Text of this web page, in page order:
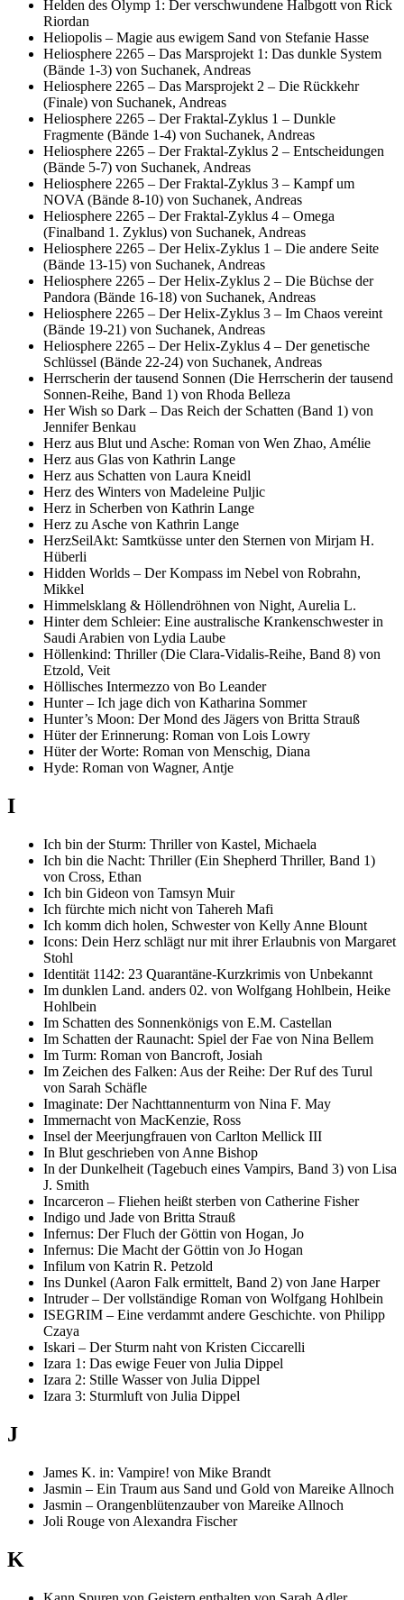
Helden des Olymp 1: Der verschwundene Halbgott von Rick
Riordan
Heliopolis – Magie aus ewigem Sand von Stefanie Hasse
Heliosphere 2265 – Das Marsprojekt 1: Das dunkle System
(Bände 1-3) von Suchanek, Andreas
Heliosphere 2265 – Das Marsprojekt 2 – Die Rückkehr
(Finale) von Suchanek, Andreas
Heliosphere 2265 – Der Fraktal-Zyklus 1 – Dunkle
Fragmente (Bände 1-4) von Suchanek, Andreas
Heliosphere 2265 – Der Fraktal-Zyklus 2 – Entscheidungen
(Bände 5-7) von Suchanek, Andreas
Heliosphere 2265 – Der Fraktal-Zyklus 3 – Kampf um
NOVA (Bände 8-10) von Suchanek, Andreas
Heliosphere 2265 – Der Fraktal-Zyklus 4 – Omega
(Finalband 1. Zyklus) von Suchanek, Andreas
Heliosphere 2265 – Der Helix-Zyklus 1 – Die andere Seite
(Bände 13-15) von Suchanek, Andreas
Heliosphere 2265 – Der Helix-Zyklus 2 – Die Büchse der
Pandora (Bände 16-18) von Suchanek, Andreas
Heliosphere 2265 – Der Helix-Zyklus 3 – Im Chaos vereint
(Bände 19-21) von Suchanek, Andreas
Heliosphere 2265 – Der Helix-Zyklus 4 – Der genetische
Schlüssel (Bände 22-24) von Suchanek, Andreas
Herrscherin der tausend Sonnen (Die Herrscherin der tausend
Sonnen-Reihe, Band 1) von Rhoda Belleza
Her Wish so Dark – Das Reich der Schatten (Band 1) von
Jennifer Benkau
Herz aus Blut und Asche: Roman von Wen Zhao, Amélie
Herz aus Glas von Kathrin Lange
Herz aus Schatten von Laura Kneidl
Herz des Winters von Madeleine Puljic
Herz in Scherben von Kathrin Lange
Herz zu Asche von Kathrin Lange
HerzSeilAkt: Samtküsse unter den Sternen von Mirjam H.
Hüberli
Hidden Worlds – Der Kompass im Nebel von Robrahn,
Mikkel
Himmelsklang & Höllendröhnen von Night, Aurelia L.
Hinter dem Schleier: Eine australische Krankenschwester in
Saudi Arabien von Lydia Laube
Höllenkind: Thriller (Die Clara-Vidalis-Reihe, Band 8) von
Etzold, Veit
Höllisches Intermezzo von Bo Leander
Hunter – Ich jage dich von Katharina Sommer
Hunter’s Moon: Der Mond des Jägers von Britta Strauß
Hüter der Erinnerung: Roman von Lois Lowry
Hüter der Worte: Roman von Menschig, Diana
Hyde: Roman von Wagner, Antje
I
Ich bin der Sturm: Thriller von Kastel, Michaela
Ich bin die Nacht: Thriller (Ein Shepherd Thriller, Band 1)
von Cross, Ethan
Ich bin Gideon von Tamsyn Muir
Ich fürchte mich nicht von Tahereh Mafi
Ich komm dich holen, Schwester von Kelly Anne Blount
Icons: Dein Herz schlägt nur mit ihrer Erlaubnis von Margaret
Stohl
Identität 1142: 23 Quarantäne-Kurzkrimis von Unbekannt
Im dunklen Land. anders 02. von Wolfgang Hohlbein, Heike
Hohlbein
Im Schatten des Sonnenkönigs von E.M. Castellan
Im Schatten der Raunacht: Spiel der Fae von Nina Bellem
Im Turm: Roman von Bancroft, Josiah
Im Zeichen des Falken: Aus der Reihe: Der Ruf des Turul
von Sarah Schäfle
Imaginate: Der Nachttannenturm von Nina F. May
Immernacht von MacKenzie, Ross
Insel der Meerjungfrauen von Carlton Mellick III
In Blut geschrieben von Anne Bishop
In der Dunkelheit (Tagebuch eines Vampirs, Band 3) von Lisa
J. Smith
Incarceron – Fliehen heißt sterben von Catherine Fisher
Indigo und Jade von Britta Strauß
Infernus: Der Fluch der Göttin von Hogan, Jo
Infernus: Die Macht der Göttin von Jo Hogan
Infilum von Katrin R. Petzold
Ins Dunkel (Aaron Falk ermittelt, Band 2) von Jane Harper
Intruder – Der vollständige Roman von Wolfgang Hohlbein
ISEGRIM – Eine verdammt andere Geschichte. von Philipp
Czaya
Iskari – Der Sturm naht von Kristen Ciccarelli
Izara 1: Das ewige Feuer von Julia Dippel
Izara 2: Stille Wasser von Julia Dippel
Izara 3: Sturmluft von Julia Dippel
J
James K. in: Vampire! von Mike Brandt
Jasmin – Ein Traum aus Sand und Gold von Mareike Allnoch
Jasmin – Orangenblütenzauber von Mareike Allnoch
Joli Rouge von Alexandra Fischer
K